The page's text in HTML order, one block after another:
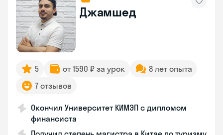
Джамшед
5 от 1590 ₽ за урок
8 лет опыта
7 отзывов
Окончил Университет КИМЭП с дипломом
финансиста